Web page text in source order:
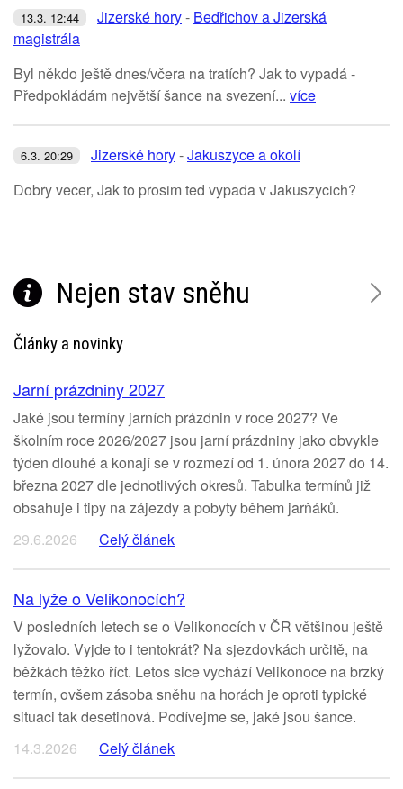
13.3. 12:44 Jizerské hory- Bedřichov a Jizerská
magistrála
Byl někdo ještě dnes/včera na tratích? Jak to vypadá -
Předpokládám největší šance na svezení... více
6.3. 20:29 Jizerské hory-Jakuszyce a okolí
Dobry vecer, Jak to prosim ted vypada v Jakuszycich?
Nejen stav sněhu
Články a novinky
Jarní prázdniny 2027
Jaké jsou termíny jarních prázdnin v roce 2027? Ve
školním roce 2026/2027 jsou jarní prázdniny jako obvykle
týden dlouhé a konají se v rozmezí od 1. února 2027 do 14.
března 2027 dle jednotlivých okresů. Tabulka termínů již
obsahuje i tipy na zájezdy a pobyty během jarňáků.
29.6.2026
Celý článek
Na lyže o Velikonocích?
V posledních letech se o Velikonocích v ČR většinou ještě
lyžovalo. Vyjde to i tentokrát? Na sjezdovkách určitě, na
běžkách těžko říct. Letos sice vychází Velikonoce na brzký
termín, ovšem zásoba sněhu na horách je oproti typické
situaci tak desetinová. Podívejme se, jaké jsou šance.
14.3.2026
Celý článek